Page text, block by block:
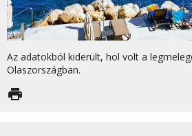
Az adatokból kiderült, hol volt a
Olaszországban.
print